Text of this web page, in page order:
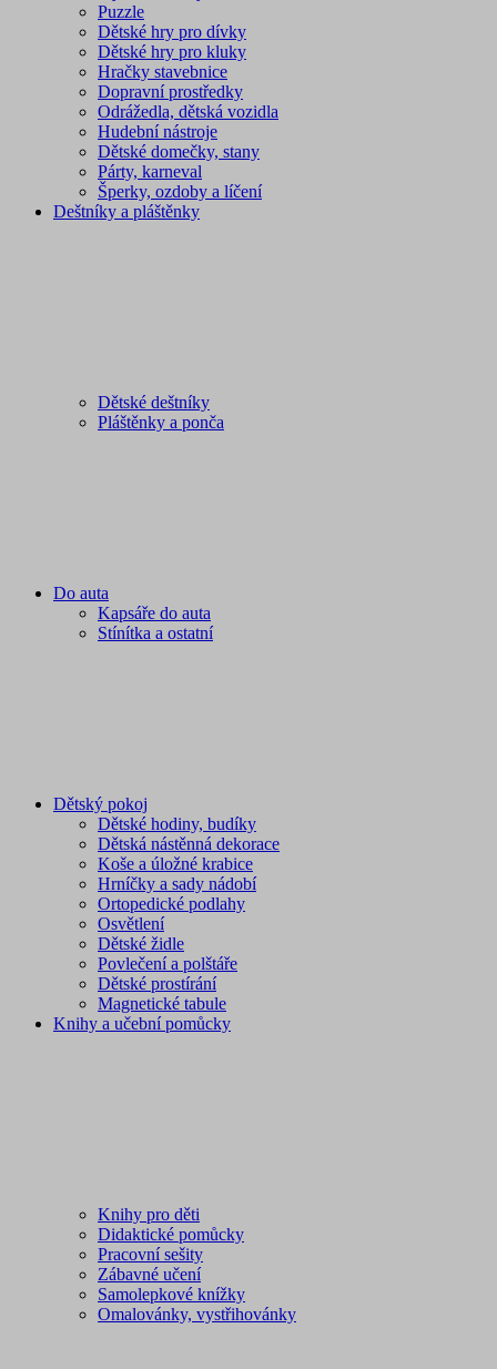
Puzzle
Dětské hry pro dívky
Dětské hry pro kluky
Hračky stavebnice
Dopravní prostředky
Odrážedla, dětská vozidla
Hudební nástroje
Dětské domečky, stany
Párty, karneval
Šperky, ozdoby a líčení
Deštníky a pláštěnky
Dětské deštníky
Pláštěnky a ponča
Do auta
Kapsáře do auta
Stínítka a ostatní
Dětský pokoj
Dětské hodiny, budíky
Dětská nástěnná dekorace
Koše a úložné krabice
Hrníčky a sady nádobí
Ortopedické podlahy
Osvětlení
Dětské židle
Povlečení a polštáře
Dětské prostírání
Magnetické tabule
Knihy a učební pomůcky
Knihy pro děti
Didaktické pomůcky
Pracovní sešity
Zábavné učení
Samolepkové knížky
Omalovánky, vystřihovánky